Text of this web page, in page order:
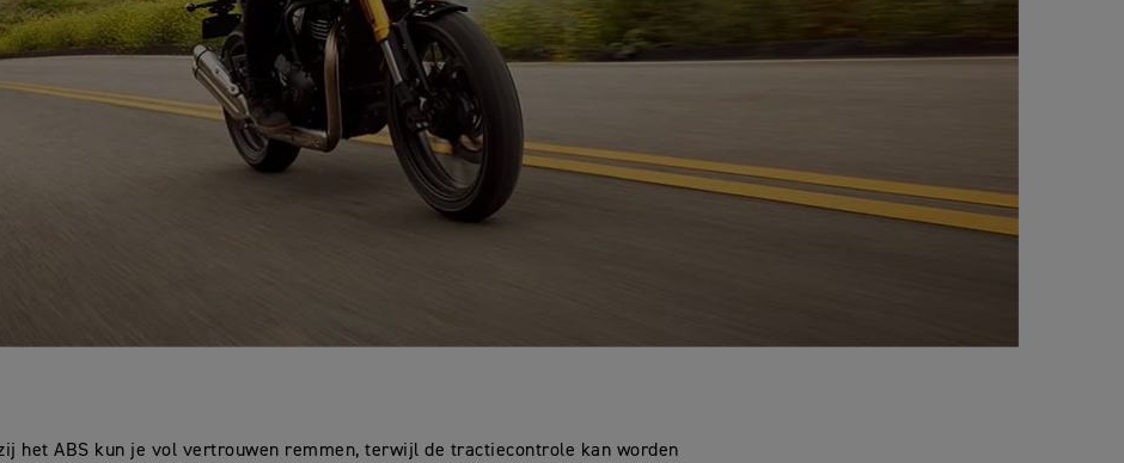
het ABS kun je vol vertrouwen remmen, terwijl de tractiecontrole kan worden